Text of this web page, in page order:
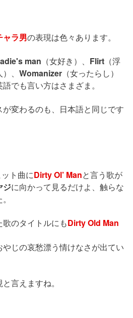
ャラ男の表現は色々あります。
man （女好き）、 Flirt （浮
、 Womanizer （女ったらし）
でも言い方はさまざま。
変わるのも、日本語と同じです
ト曲にDirty Ol’ Manと言う歌が
ジに向かって見るだけよ、触らな
のタイトルにもDirty Old Man
じの哀愁漂う情けなさが出てい
言えますね。